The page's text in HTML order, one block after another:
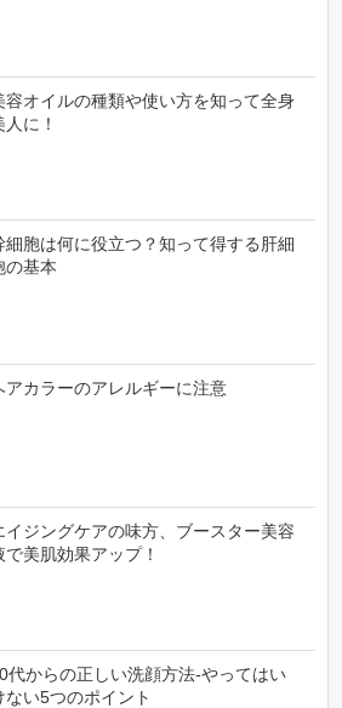
容オイルの種類や使い方を知って全身
人に！
細胞は何に役立つ？知って得する肝細
の基本
アカラーのアレルギーに注意
イジングケアの味方、ブースター美容
で美肌効果アップ！
代からの正しい洗顔方法-やってはい
ない5つのポイント